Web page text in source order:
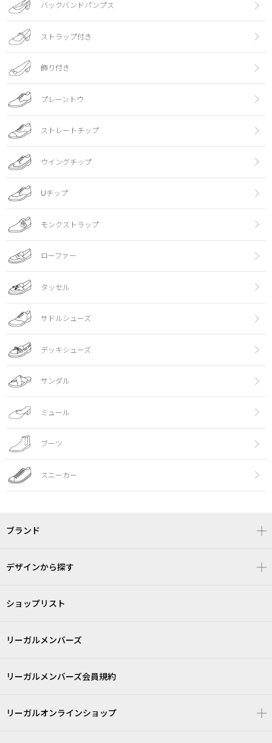
バックバンドパンプス
ストラップ付き
飾り付き
プレーントウ
ストレートチップ
ウイングチップ
Uチップ
モンクストラップ
ローファー
タッセル
サドルシューズ
デッキシューズ
サンダル
ミュール
ブーツ
スニーカー
ブランド
デザインから探す
ショップリスト
リーガルメンバーズ
リーガルメンバーズ会員規約
リーガルオンラインショップ